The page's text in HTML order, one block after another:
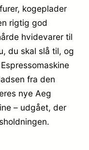
kogeplader
rigtig god
hvidevarer til
du skal slå til, og
fra den
nye Aeg
– udgået, der